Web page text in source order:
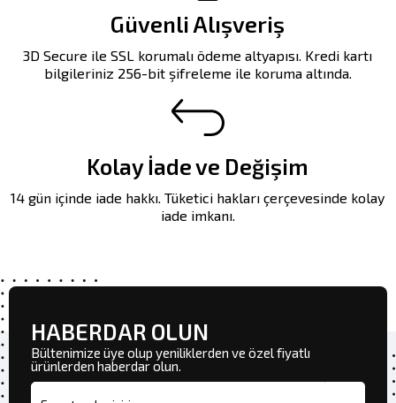
Güvenli Alışveriş
3D Secure ile SSL korumalı ödeme altyapısı. Kredi kartı
bilgileriniz 256-bit şifreleme ile koruma altında.
Kolay İade ve Değişim
14 gün içinde iade hakkı. Tüketici hakları çerçevesinde kolay
iade imkanı.
HABERDAR OLUN
Bültenimize üye olup yeniliklerden ve özel fiyatlı
ürünlerden haberdar olun.